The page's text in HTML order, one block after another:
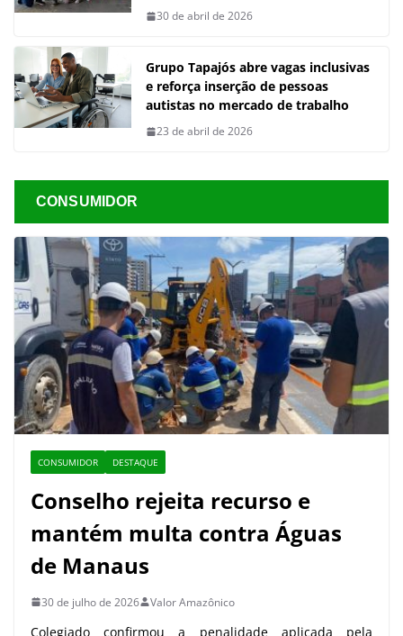
30 de abril de 2026
Grupo Tapajós abre vagas inclusivas
e reforça inserção de pessoas
autistas no mercado de trabalho
23 de abril de 2026
CONSUMIDOR
CONSUMIDOR DESTAQUE
Conselho rejeita recurso e
mantém multa contra Águas
de Manaus
30 de julho de 2026 Valor Amazônico
Colegiado confirmou a penalidade aplicada pela